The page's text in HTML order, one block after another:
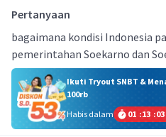
Pertanyaan
bagaimana kondisi Indonesia
pemerintahan Soekarno dan
Ikuti Tryout SNBT &
100rb
Habis dalam
01 :13 :03